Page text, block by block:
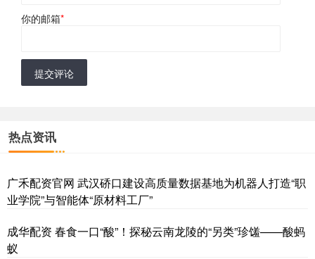
你的邮箱*
提交评论
热点资讯
广禾配资官网 武汉硚口建设高质量数据基地为机器人打造“职
业学院”与智能体“原材料工厂”
成华配资 春食一口“酸”！探秘云南龙陵的“另类”珍馐——酸蚂
蚁